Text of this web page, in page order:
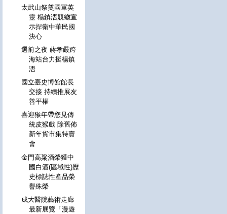
太武山祭奠國軍英
靈 楊鎮浯競總宣
示捍衛中華民國
決心
選前之夜 蔣孝嚴跨
海站台力挺楊鎮
浯
國立臺史博館館長
交接 持續推展友
善平權
喜迎猴年帶您見傳
統皮猴戲 除舊佈
新年貨市集特賣
會
金門高粱酒榮獲中
國白酒(區域性)歷
史標誌性產品榮
譽殊榮
成大醫院藝術走廊
最新展覽「漫遊